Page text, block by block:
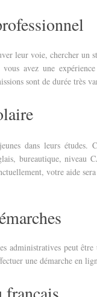
leur voie, chercher un
avez une
sont de durée très
dans leurs études.
bureautique, niveau
votre aide
administratives peut
une démarche en